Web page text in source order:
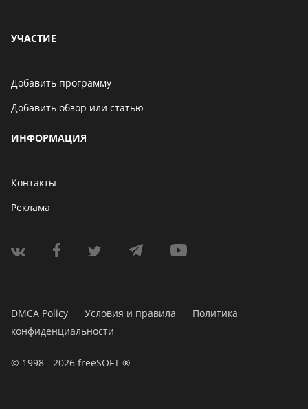
УЧАСТИЕ
Добавить программу
Добавить обзор или статью
ИНФОРМАЦИЯ
Контакты
Реклама
DMCA Policy Условия и правила
Политика
конфиденциальности
© 1998 - 2026 freeSOFT ®